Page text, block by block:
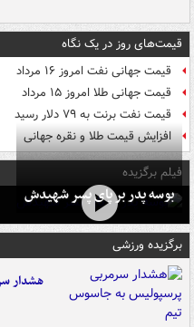
قیمت‌های روز در یک نگاه
قیمت جهانی نفت امروز ۱۶ مرداد
قیمت جهانی طلا امروز ۱۵ مرداد
قیمت نفت برنت به ۷۹ دلار رسید
افزایش قیمت طلا و نقره جهانی
فیلم برگزیده
بوسه‌ پدر بر پای پسر شهیدش
برگزیده ورزشی
هشدار